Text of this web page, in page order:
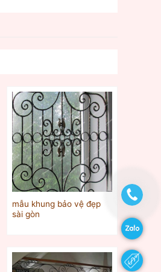
mẫu khung bảo vệ đẹp
sài gòn